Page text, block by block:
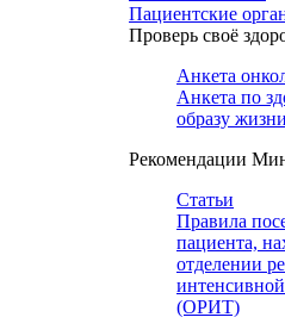
Пациентские
Проверь своё
Анкета
Анкета по
образу жизни
Рекомендации
Статьи
Правила
пациента,
отделении
(ОРИТ)